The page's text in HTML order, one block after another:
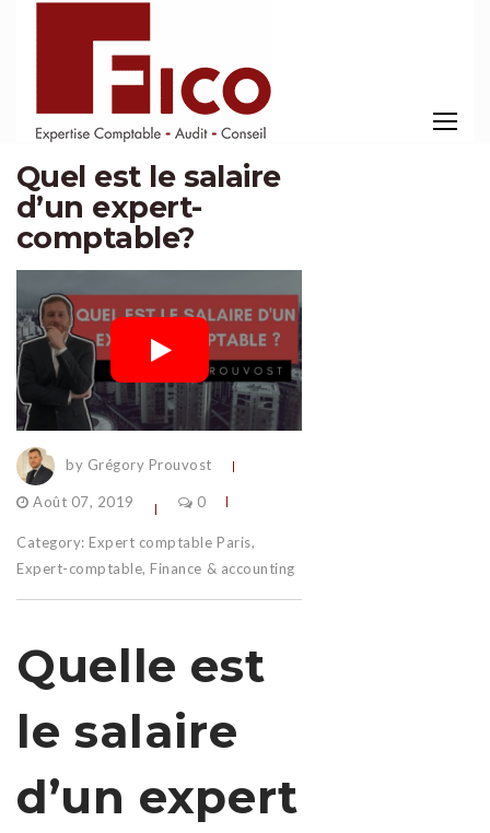
Quel est le salaire
d’un expert-
comptable?
by Grégory Prouvost
Août 07, 2019 0
Category: Expert comptable Paris,
Expert-comptable, Finance & accounting
Quelle est
le salaire
d’un expert